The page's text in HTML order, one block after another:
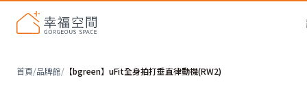
首頁/品牌館/ 【bgreen】uFit全身拍打垂直律動機(RW2)